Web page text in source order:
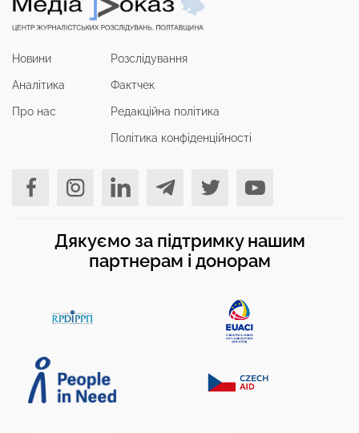
Новини
Аналітика
Про нас
Розслідування
Фактчек
Редакційна політика
Політика конфіденційності
Дякуємо за підтримку нашим
партнерам і донорам